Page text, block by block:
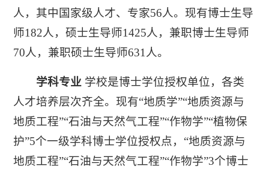
人，其中国家级人才、专家56人。现有博士生导
师182人，硕士生导师1425人，兼职博士生导师
70人，兼职硕士生导师631人。
学科专业 学校是博士学位授权单位，各类
人才培养层次齐全。现有“地质学”“地质资源与
地质工程”“石油与天然气工程”“作物学”“植物保
护”5个一级学科博士学位授权点，“地质资源与
地质工程”“石油与天然气工程”“作物学”3个博士